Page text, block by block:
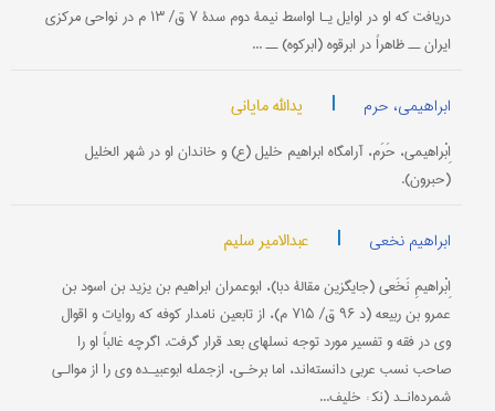
دریافت که او در اوایل یـا اواسط نیمۀ دوم سدۀ ۷ ق/ ۱۳ م در نواحی مرکزی
ایران ــ ظاهراً در ابرقوه (ابرکوه) ــ ...
ابراهیمی، حرم | یدالله مایانی
اِبْراهیمی، حَرَم، آرامگاه ابراهیم خلیل (ع) و خاندان او در شهر الخلیل
(حبرون).
ابراهیم نخعی | عبدالامیر سلیم
اِبْراهیمِ نَخَعی (جایگزین مقالۀ دبا)، ابو‌عمران ابراهیم بن یزید بن اسود بن
عمرو بن ربیعه (د ۹۶ ق/ ۷۱۵ م)، از تابعین نامدار کوفه که روایات و اقوال
وی در فقه و تفسیر مورد توجه نسلهای بعد قرار گرفت. اگر‌چه غالباً او را
صاحب نسب عربی دانسته‌اند، اما برخـی، از‌جمله ابوعبیـده وی را از موالـی
شمرده‌انـد (نک‍ : خلیف...